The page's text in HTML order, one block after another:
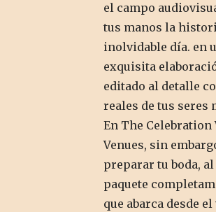
el campo
tus manos la
inolvidable día. en
exquisita
editado al detalle
reales de tus seres
En The Celebration
Venues, sin
preparar tu boda,
paquete
que abarca desde